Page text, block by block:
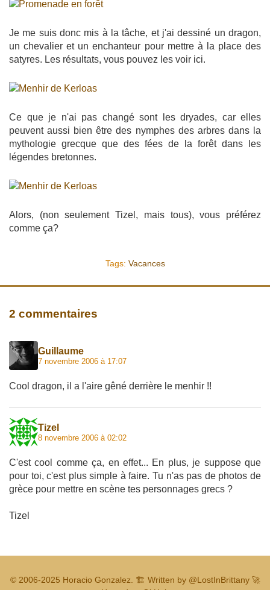
Je me suis donc mis à la tâche, et j'ai dessiné un dragon,
un chevalier et un enchanteur pour mettre à la place des
satyres. Les résultats, vous pouvez les voir ici.
Ce que je n'ai pas changé sont les dryades, car elles
peuvent aussi bien être des nymphes des arbres dans la
mythologie grecque que des fées de la forêt dans les
légendes bretonnes.
Alors, (non seulement Tizel, mais tous), vous préférez
comme ça?
Tags: Vacances
2 commentaires
Guillaume
7 novembre 2006 à 17:07
Cool dragon, il a l'aire gêné derrière le menhir !!
Tizel
8 novembre 2006 à 02:02
C'est cool comme ça, en effet... En plus, je suppose que
pour toi, c'est plus simple à faire. Tu n'as pas de photos de
grèce pour mettre en scène tes personnages grecs ?
Tizel
© 2006-2025 Horacio Gonzalez. 🏗️ Written by @LostInBrittany🚀